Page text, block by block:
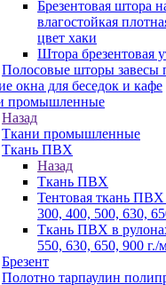
Брезентовая штора
влагостойкая
цвет хаки
Штора брезентовая
Полосовые шторы завесы
окна для беседок и кафе
промышленные
Назад
Ткани промышленные
Ткань ПВХ
Назад
Ткань ПВХ
Тентовая ткань ПВХ
300, 400, 500, 630,
Ткань ПВХ в
550, 630, 650, 900 г./
Брезент
Полотно тарпаулин